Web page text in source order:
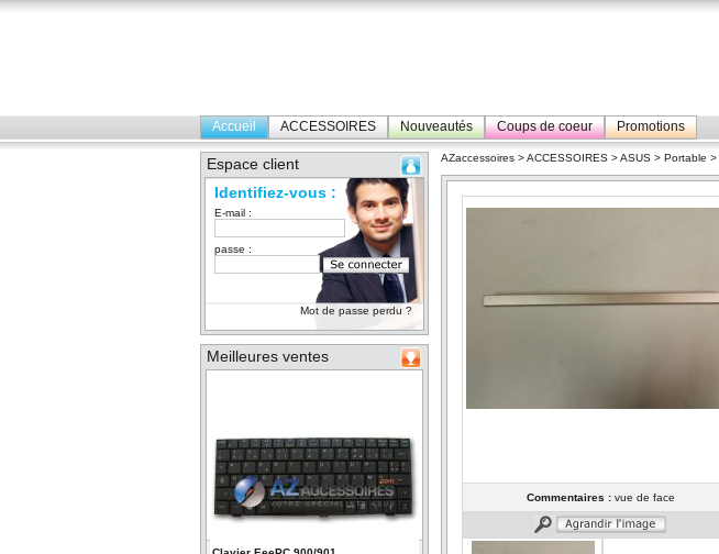
Accueil ACCESSOIRES Nouveautés Coups de coeur Promotions
Espace client
Identifiez-vous :
E-mail :
passe :
Mot de passe perdu ?
Meilleures ventes
AZaccessoires >ACCESSOIRES >ASUS > Portable >
Commentaires :vue de face